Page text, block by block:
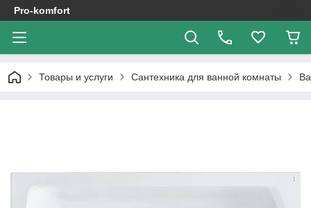
Pro-komfort
Товары и услуги Сантехника для ванной комнаты